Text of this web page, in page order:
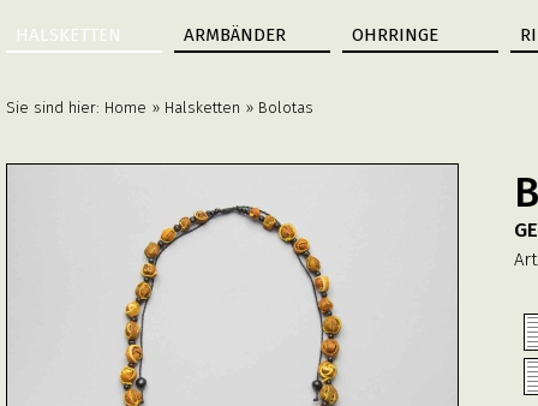
HALSKETTEN ARMBÄNDER OHRRINGE
Sie sind hier: Home » Halsketten » Bolotas